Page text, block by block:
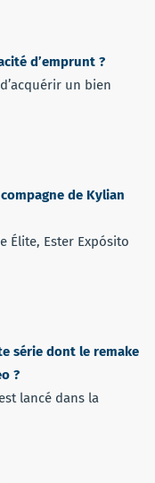
d’emprunt ?
un bien
de Kylian
Élite, Ester Expósito
série dont le remake
?
lancé dans la